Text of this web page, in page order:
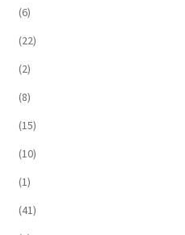
(6)
(22)
(2)
(8)
(15)
(10)
(1)
(41)